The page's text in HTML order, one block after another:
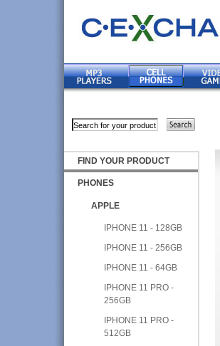
FIND YOUR PRODUCT
PHONES
APPLE
IPHONE 11 - 128GB
IPHONE 11 - 256GB
IPHONE 11 - 64GB
IPHONE 11 PRO -
256GB
IPHONE 11 PRO -
512GB